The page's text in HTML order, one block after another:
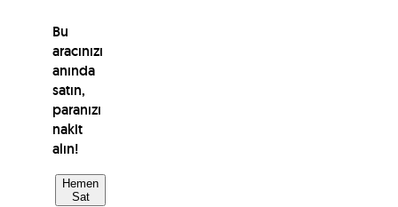
Bu
aracınızı
anında
satın,
paranızı
nakit
alın!
Hemen
Sat